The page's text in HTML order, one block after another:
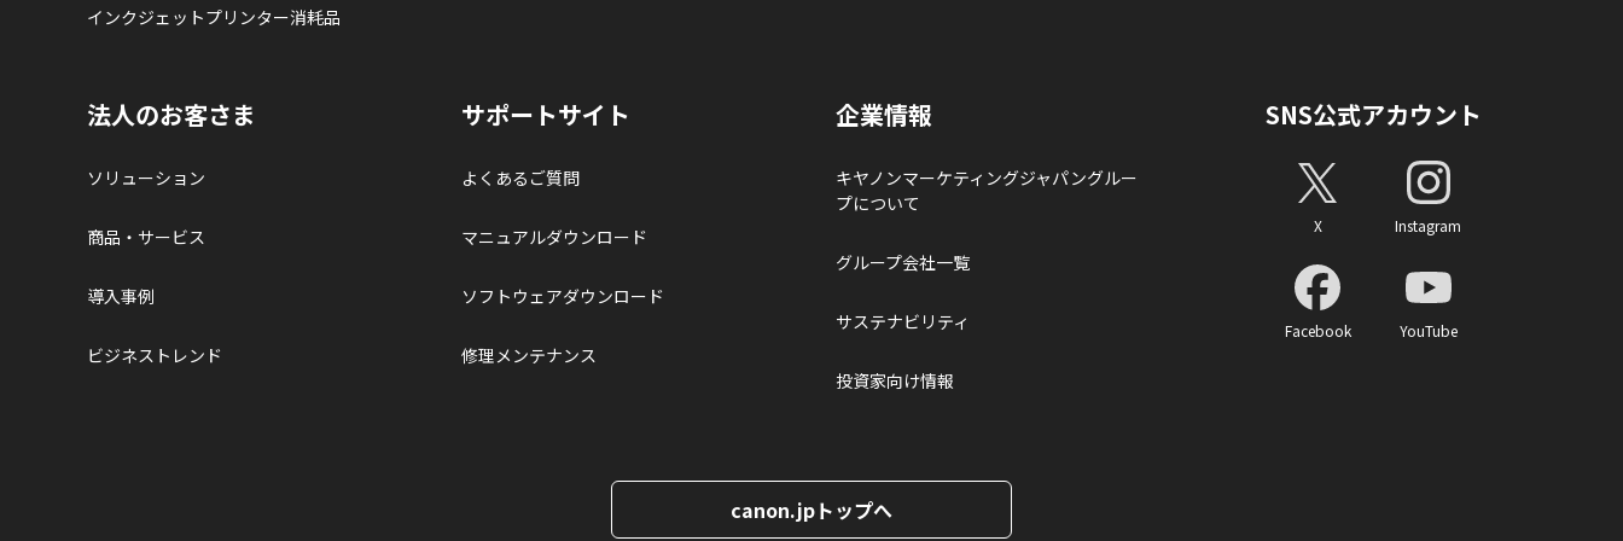
インクジェットプリンター消耗品
法人のお客さま
ソリューション
商品・サービス
導入事例
ビジネストレンド
サポートサイト
よくあるご質問
マニュアルダウンロード
ソフトウェアダウンロード
修理メンテナンス
企業情報
キヤノンマーケティングジャパングルー
プについて
グループ会社一覧
サステナビリティ
投資家向け情報
SNS公式アカウント
X Instagram
Facebook YouTube
canon.jpトップへ